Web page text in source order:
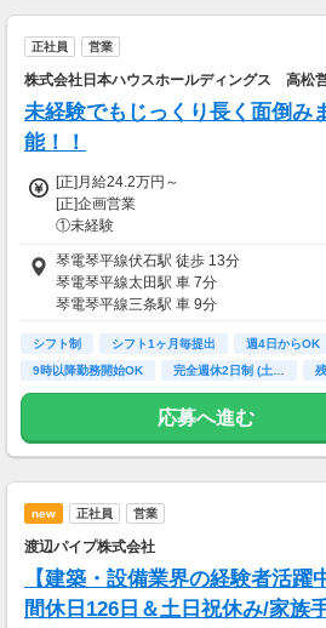
・残業手当(1分単位)
・社員購入割引
・自動車保険団体割引
・確定拠出年金(DC)制度あり
・退職金制度あり
■地域型
年収：3416000円～8190000円
・副店長最高年収：8162000円(月給
×12か月+賞与)
・チーフ最高年収：7378000円(月給
・一般職最高年収：4704 000円(月給
×12か月+賞与)
・副店長最低年収：6300000円
・チーフ最低年収：4928000円
・一般職最低年収：3402000円
・交通費支給(最大5万円まで)
・住宅手当(5000円～2万円)
・家族手当(配偶者1万円、子一人につき
・出産祝金(3万円)
・残業手当(1分単位)
・社員購入割引
・自動車保険団体割引
・確定拠出年金(DC)制度あり
・退職金制度あり
正社員 営業
株式会社日本ハウスホールディングス 高松
未経験でもじっくり長く面倒み
能！！
[正]月給24.2万円～
[正]企画営業
①未経験
・月給24.2万円～
※住宅手当（単身者20000円・世帯持ちの
は＋20,000円支給）
②経験者（単身者）
・月給30万円～
※住宅手当（単身者30000円・世帯持ち
は＋30000円支給）
【手当について】
…昇格や世帯主になる事で支給額が変動
(最大110,000円支給)
…100,000円～5,000,000円/年2回
・インセンティブあり
…20,000円～200,000円
・資格手当：3,000円～30,000円
琴電琴平線伏石駅 徒歩 13分
琴電琴平線太田駅 車 7分
琴電琴平線三条駅 車 9分
シフト制 シフト1ヶ月毎提出 週4日からOK
9時以降勤務開始OK
完全週休2日制 (土…
応募へ進む
new 正社員 営業
渡辺パイプ株式会社
【建築・設備業界の経験者活躍
間休日126日＆土日祝休み/家族